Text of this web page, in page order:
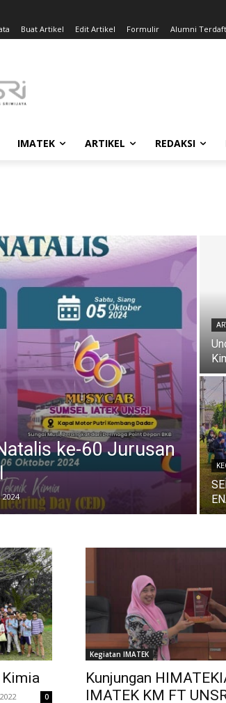
Buat Artikel Edit Artikel Formulir Alumni
IMATEK ARTIKEL REDAKSI
ke-60 Jurusan
Kimia
0
Kegiatan IMATEK
Kunjungan
IMATEK KM FT